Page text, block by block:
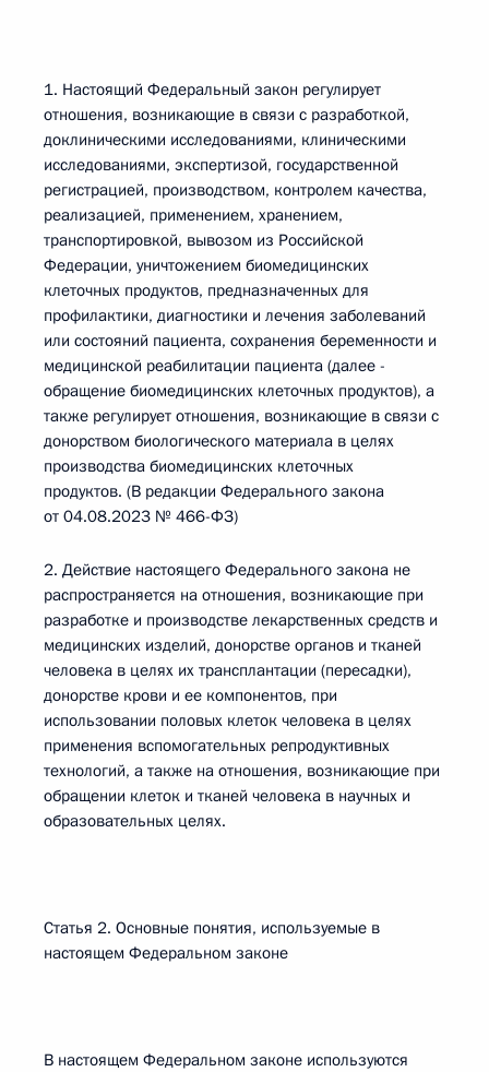
1. Настоящий Федеральный закон регулирует
отношения, возникающие в связи с разработкой,
доклиническими исследованиями, клиническими
исследованиями, экспертизой, государственной
регистрацией, производством, контролем качества,
реализацией, применением, хранением,
транспортировкой, вывозом из Российской
Федерации, уничтожением биомедицинских
клеточных продуктов, предназначенных для
профилактики, диагностики и лечения заболеваний
или состояний пациента, сохранения беременности и
медицинской реабилитации пациента (далее -
обращение биомедицинских клеточных продуктов), а
также регулирует отношения, возникающие в связи с
донорством биологического материала в целях
производства биомедицинских клеточных
продуктов. (В редакции Федерального закона
от 04.08.2023 № 466-ФЗ)
2. Действие настоящего Федерального закона не
распространяется на отношения, возникающие при
разработке и производстве лекарственных средств и
медицинских изделий, донорстве органов и тканей
человека в целях их трансплантации (пересадки),
донорстве крови и ее компонентов, при
использовании половых клеток человека в целях
применения вспомогательных репродуктивных
технологий, а также на отношения, возникающие при
обращении клеток и тканей человека в научных и
образовательных целях.
Статья 2. Основные понятия, используемые в
настоящем Федеральном законе
В настоящем Федеральном законе используются